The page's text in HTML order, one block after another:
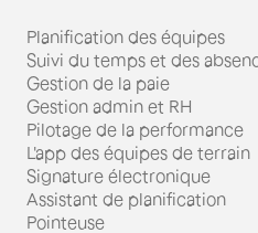
Planification des équipes
Suivi du temps et des
Gestion de la paie
Gestion admin et RH
Pilotage de la performance
L'app des équipes de terrain
Signature électronique
Assistant de planification
Pointeuse